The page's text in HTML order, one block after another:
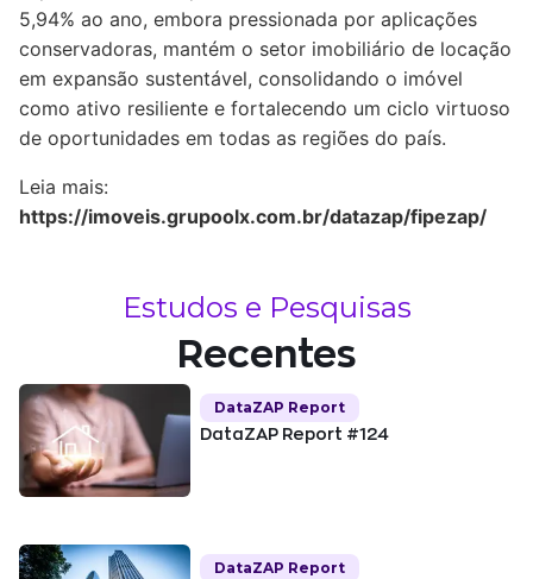
5,94% ao ano, embora pressionada por aplicações
conservadoras, mantém o setor imobiliário de locação
em expansão sustentável, consolidando o imóvel
como ativo resiliente e fortalecendo um ciclo virtuoso
de oportunidades em todas as regiões do país.
Leia mais:
https://imoveis.grupoolx.com.br/datazap/fipezap/
Estudos e Pesquisas
Recentes
DataZAP Report
DataZAP Report #124
DataZAP Report